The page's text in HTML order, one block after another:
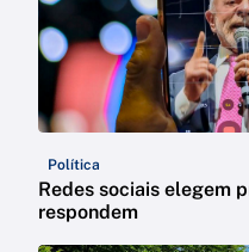
Política
Redes sociais elegem
respondem